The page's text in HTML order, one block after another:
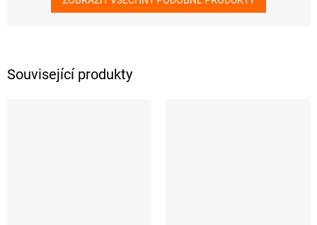
Související produkty